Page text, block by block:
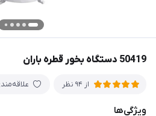
50419 دستگاه بخور قطره باران
از 94 نظر
ویژگی‌ها